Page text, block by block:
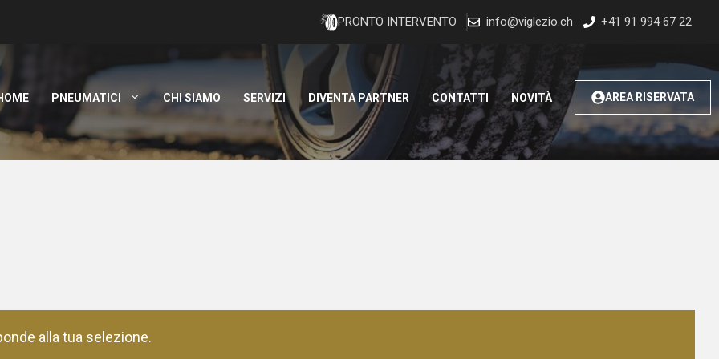
PRONTO INTERVENTO info@viglezio.ch +41 91 994 67 22
PNEUMATICI CHI SIAMO SERVIZI DIVENTA PARTNER CONTATTI NOVITÀ AREA RISERVATA
alla tua selezione.